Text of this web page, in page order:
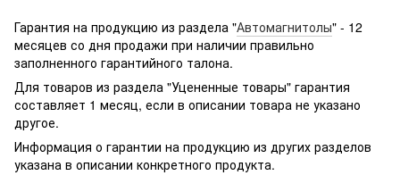
g361hhadsek/p3316040/#
Гарантия на продукцию из раздела "Автомагнитолы" - 12
месяцев со дня продажи при наличии правильно
заполненного гарантийного талона.
Для товаров из раздела "Уцененные товары" гарантия
составляет 1 месяц, если в описании товара не указано
другое.
Информация о гарантии на продукцию из других разделов
указана в описании конкретного продукта.